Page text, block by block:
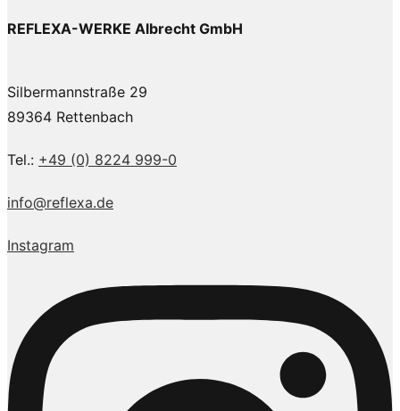
REFLEXA-WERKE Albrecht GmbH
Silbermannstraße 29
89364 Rettenbach
Tel.: +49 (0) 8224 999-0
info@reflexa.de
Instagram